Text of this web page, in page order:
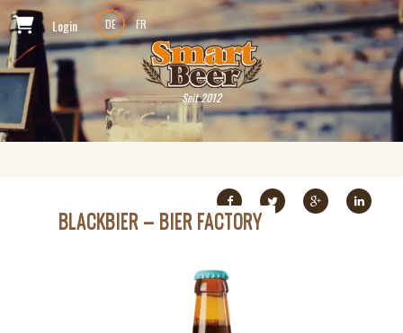
Login DE FR
Seit 2012
BLACKBIER – BIER FACTORY